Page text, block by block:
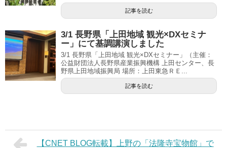
記事を読む
3/1 長野県「上田地域 観光×DXセミナ
ー」にて基調講演しました
3/1 長野県「上田地域 観光×DXセミナー」（主催：
公益財団法人長野県産業振興機構 上田センター、長
野県上田地域振興局 場所：上田東急ＲＥ...
記事を読む
【CNET BLOG転載】上野の「法隆寺宝物館」で